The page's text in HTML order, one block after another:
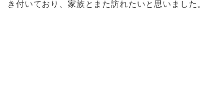
き付いており、家族とまた訪れたいと思いました。